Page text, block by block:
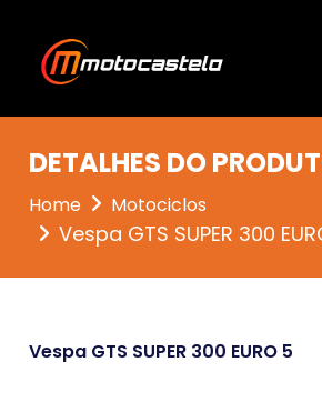
DETALHES DO
Home Motociclos
Vespa GTS SUPER 300
Vespa GTS SUPER 300 EURO 5